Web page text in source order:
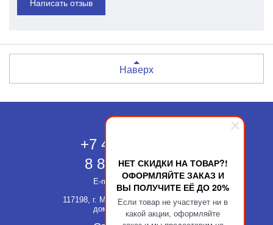
НЕТ СКИДКИ НА ТОВАР?!
ОФОРМЛЯЙТЕ ЗАКАЗ И
ВЫ ПОЛУЧИТЕ ЕЁ ДО 20%
Если товар не участвует ни в
какой акции, оформляйте
Написать отзыв
Наверх
+7 495 118-43-83
8 800 511-52-66
E-mail:
info@kupatika.ru
117198, г. Москва, ул. Миклухо-Маклая,
дом 8, стр. 3, офис 311